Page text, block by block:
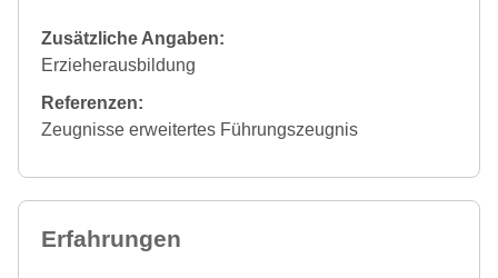
Zusätzliche Angaben:
Erzieherausbildung
Referenzen:
Zeugnisse erweitertes Führungszeugnis
Erfahrungen